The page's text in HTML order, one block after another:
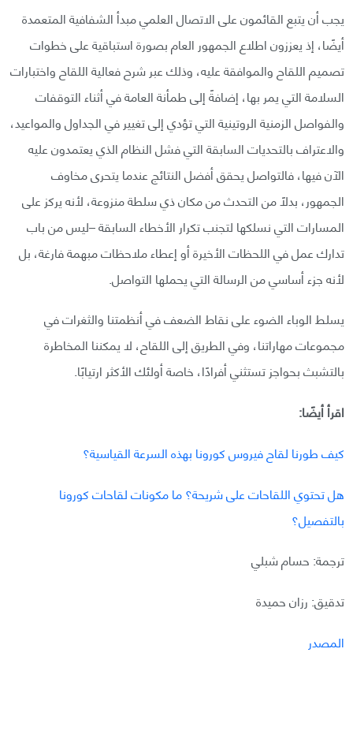
يجب أن يتبع القائمون على الاتصال العلمي مبدأ الشفافية المتعمدة
أيضًا، إذ يعززون اطلاع الجمهور العام بصورة استباقية على خطوات
تصميم اللقاح والموافقة عليه، وذلك عبر شرح فعالية اللقاح واختبارات
السلامة التي يمر بها، إضافةً إلى طمأنة العامة في أثناء التوقفات
والفواصل الزمنية الروتينية التي تؤدي إلى تغيير في الجداول والمواعيد،
والاعتراف بالتحديات السابقة التي فشل النظام الذي يعتمدون عليه
الآن فيها، فالتواصل يحقق أفضل النتائج عندما يتحرى مخاوف
الجمهور، بدلاً من التحدث من مكان ذي سلطة منزوعة، لأنه يركز على
المسارات التي نسلكها لتجنب تكرار الأخطاء السابقة –ليس من باب
تدارك عمل في اللحظات الأخيرة أو إعطاء ملاحظات مبهمة فارغة، بل
لأنه جزء أساسي من الرسالة التي يحملها التواصل.
يسلط الوباء الضوء على نقاط الضعف في أنظمتنا والثغرات في
مجموعات مهاراتنا، وفي الطريق إلى اللقاح، لا يمكننا المخاطرة
بالتشبث بحواجز تستثني أفرادًا، خاصة أولئك الأكثر ارتيابًا.
اقرأ أيضًا:
كيف طورنا لقاح فيروس كورونا بهذه السرعة القياسية؟
هل تحتوي اللقاحات على شريحة؟ ما مكونات لقاحات كورونا
بالتفصيل؟
ترجمة: حسام شبلي
تدقيق: رزان حميدة
المصدر